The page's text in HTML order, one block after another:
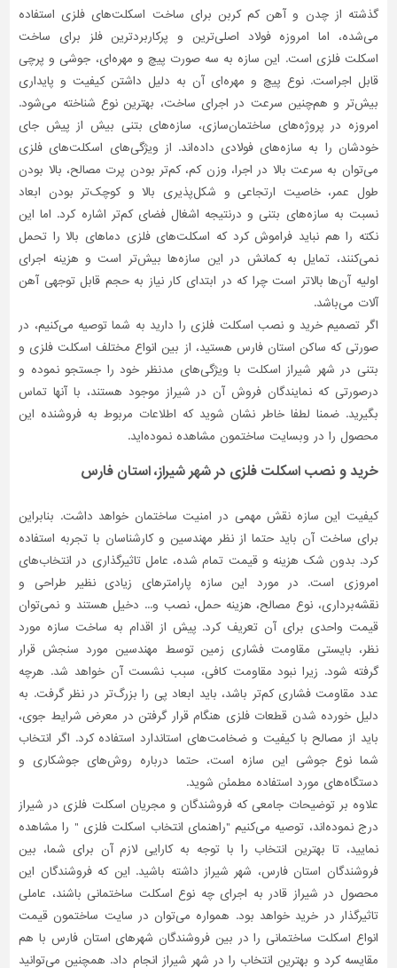
سازه
سایر
گذشته از چدن و آهن کم کربن برای ساخت اسکلت‌های فلزی استفاده
می‌شده، اما امروزه فولاد اصلی‌ترین و پرکاربردترین فلز برای ساخت
اسکلت‌ فلزی است. این سازه به سه صورت پیچ و مهره‌ای، جوشی و پرچی
قابل اجراست. نوع پیچ‌ و مهره‌ای آن به دلیل داشتن کیفیت و پایداری
بیش‌تر و هم‌چنین سرعت در اجرای ساخت، بهترین نوع شناخته می‌شود.
امروزه در پروژه‌های ساختمان‌سازی، سازه‌های بتنی بیش از پیش جای
خودشان را به سازه‌های فولادی داده‌اند. از ویژگی‌های اسکلت‌های فلزی
می‌توان به سرعت بالا در اجرا، وزن کم، کم‌تر بودن پرت مصالح، بالا بودن
طول عمر، خاصیت ارتجاعی و شکل‌پذیری بالا و کوچک‌تر بودن ابعاد
نسبت به سازه‌های بتنی و درنتیجه اشغال فضای کم‌تر اشاره کرد. اما این
نکته را هم نباید فراموش کرد که اسکلت‌های فلزی دماهای بالا را تحمل
نمی‌کنند، تمایل به کمانش در این سازه‌ها بیش‌تر است و هزینه اجرای
اولیه آن‌ها بالاتر است چرا که در ابتدای کار نیاز به حجم قابل توجهی آهن
آلات می‌باشد.
اگر تصمیم خرید و نصب اسکلت فلزی را دارید به شما توصیه می‌کنیم، در
صورتی که ساکن استان فارس هستید، از بین انواع مختلف اسکلت فلزی و
بتنی در شهر شیراز اسکلت با ویژگی‌های مدنظر خود را جستجو نموده و
درصورتی‌ که نمایندگان فروش آن در شیراز موجود هستند، با آنها تماس
بگیرید. ضمنا لطفا خاطر نشان شوید که اطلاعات مربوط به فروشنده این
محصول را در وبسایت ساختمون مشاهده نموده‌اید.
خرید و نصب اسکلت فلزی در شهر شیراز، استان فارس
کیفیت این سازه نقش مهمی در امنیت ساختمان خواهد داشت. بنابراین
برای ساخت آن باید حتما از نظر مهندسین و کارشناسان با تجربه استفاده
کرد. بدون شک هزینه و قیمت تمام شده، عامل تاثیرگذاری در انتخاب‌های
امروزی است. در مورد این سازه پارامترهای زیادی نظیر طراحی و
نقشه‌برداری، نوع مصالح، هزینه حمل، نصب و... دخیل هستند و نمی‌توان
قیمت واحدی برای آن تعریف کرد. پیش از اقدام به ساخت سازه مورد
نظر، بایستی مقاومت فشاری زمین توسط مهندسین مورد سنجش قرار
گرفته شود. زیرا نبود مقاومت کافی، سبب نشست آن خواهد شد. هرچه
عدد مقاومت فشاری کم‌تر باشد، باید ابعاد پی را بزرگ‌تر در نظر گرفت. به
دلیل خورده شدن قطعات فلزی هنگام قرار گرفتن در معرض شرایط جوی،
باید از مصالح با کیفیت و ضخامت‌های استاندارد استفاده کرد. اگر انتخاب
شما نوع جوشی این سازه است، حتما درباره روش‌های جوشکاری و
دستگاه‌های مورد استفاده مطمئن شوید.
علاوه بر توضیحات جامعی که فروشندگان و مجریان اسکلت فلزی در شیراز
درج نموده‌اند، توصیه می‌کنیم "راهنمای انتخاب اسکلت فلزی " را مشاهده
نمایید، تا بهترین انتخاب را با توجه به کارایی لازم آن برای شما، بین
فروشندگان استان فارس، شهر شیراز داشته باشید. این که فروشندگان این
محصول در شیراز قادر به اجرای چه نوع اسکلت ساختمانی باشند، عاملی
تاثیر‌گذار در خرید خواهد بود. همواره می‌توان در سایت ساختمون قیمت
انواع اسکلت ساختمانی را در بین فروشندگان شهرهای استان فارس با هم
مقایسه کرد و بهترین انتخاب را در شهر شیراز انجام داد. همچنین می‌توانید